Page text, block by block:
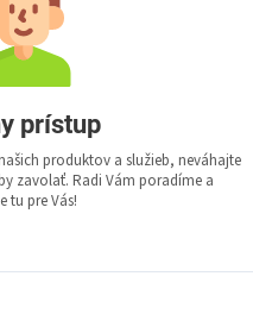
prístup
produktov a služieb, neváhajte
zavolať. Radi Vám poradíme a
tu pre Vás!